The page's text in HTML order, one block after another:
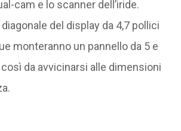
cam e lo scanner dell’iride.
del display da 4,7 pollici
monteranno un pannello da 5 e
da avvicinarsi alle dimensioni